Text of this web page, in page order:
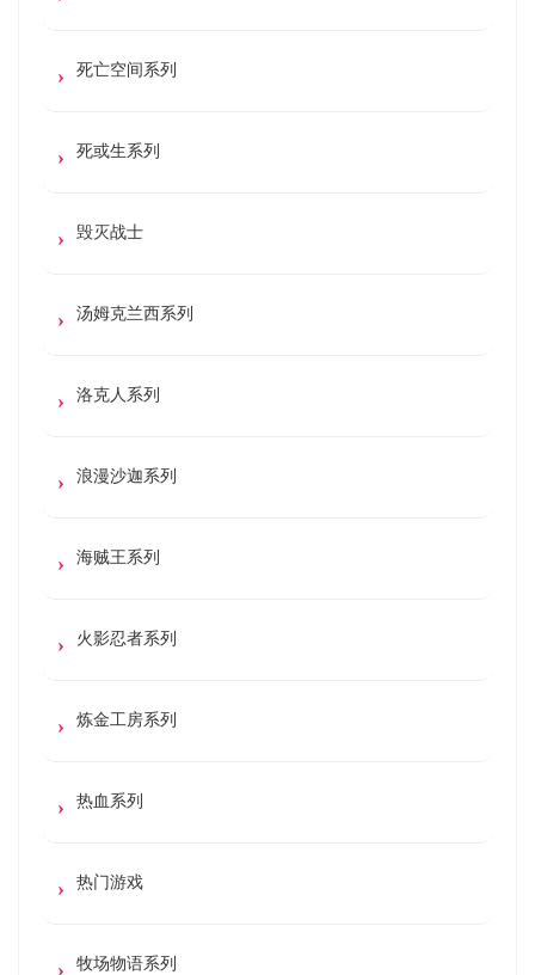
死亡空间系列
死或生系列
毁灭战士
汤姆克兰西系列
洛克人系列
浪漫沙迦系列
海贼王系列
火影忍者系列
炼金工房系列
热血系列
热门游戏
牧场物语系列